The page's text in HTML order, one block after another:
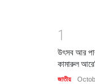
1
উৎসব আর
কামারুল
জাতীয়